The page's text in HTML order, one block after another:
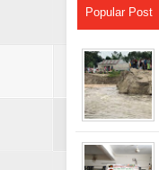
Popular Post